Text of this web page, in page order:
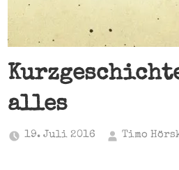
alles
19. Juli 2016 Timo